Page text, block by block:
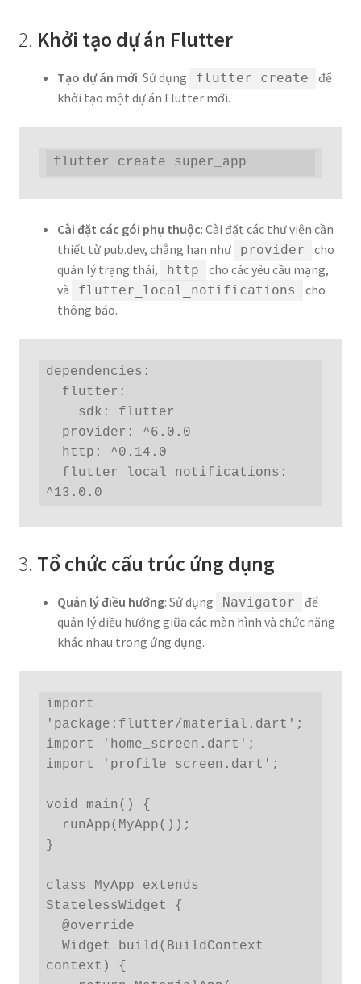
2. Khởi tạo dự án Flutter
Tạo dự án mới: Sử dụng flutter create
để
khởi tạo một dự án Flutter mới.
flutter create super_app
Cài đặt các gói phụ thuộc: Cài đặt các thư viện cần
thiết từ pub.dev, chẳng hạn như
provider
cho
quản lý trạng thái,
http
cho các yêu cầu mạng,
và
flutter_local_notifications
cho
thông báo.
dependencies:
^13.0.0
3. Tổ chức cấu trúc ứng dụng
Quản lý điều hướng: Sử dụng Navigator
để
quản lý điều hướng giữa các màn hình và chức năng
khác nhau trong ứng dụng.
import
'package:flutter/material.dart';
import 'home_screen.dart';
import 'profile_screen.dart';
void main() {
}
class MyApp extends
StatelessWidget {
  @override
  Widget build(BuildContext
context) {